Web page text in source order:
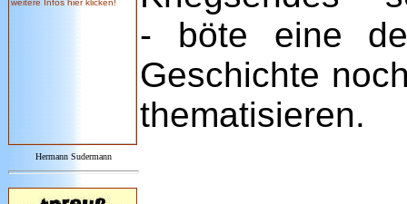
Hermann Sudermann
- böte eine
Geschichte
thematisieren.